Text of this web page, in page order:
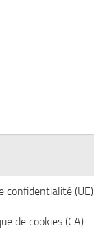
confidentialité (UE)
de cookies (CA)